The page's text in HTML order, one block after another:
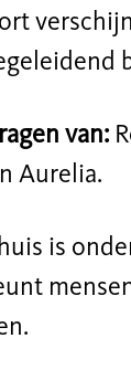
van:
Aurelia.
is